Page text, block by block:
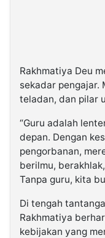
Rakhmatiya Deu
sekadar pengajar.
teladan, dan pilar
“Guru adalah
depan. Dengan
pengorbanan,
berilmu,
Tanpa guru, kita
Di tengah
Rakhmatiya
kebijakan yang